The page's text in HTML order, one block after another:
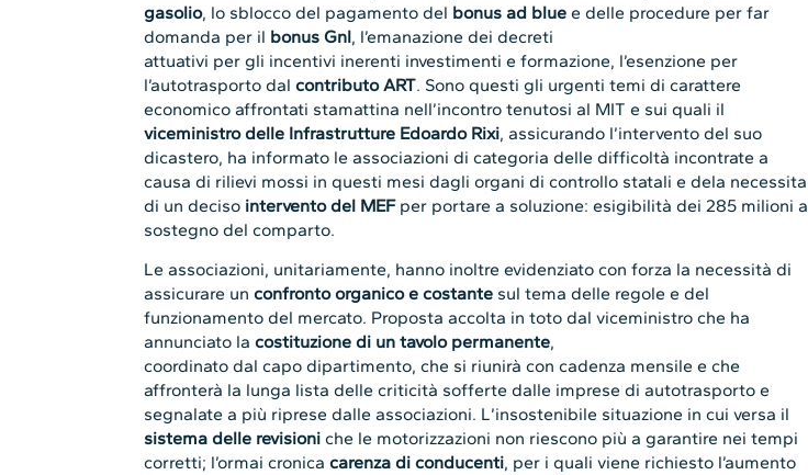
gasolio, lo sblocco del pagamento del bonus ad blue e delle procedure per far
domanda per il bonus Gnl, l’emanazione dei decreti
attuativi per gli incentivi inerenti investimenti e formazione, l’esenzione per
l’autotrasporto dalcontributo ART. Sono questi gli urgenti temi di carattere
economico affrontati stamattina nell’incontro tenutosi al MIT e sui quali il
viceministro delle Infrastrutture Edoardo Rixi, assicurando l’intervento del suo
dicastero, ha informato le associazioni di categoria delle difficoltà incontrate a
causa di rilievi mossi in questi mesi dagli organi di controllo statali e dela necessita
di un deciso intervento del MEFper portare a soluzione: esigibilità dei 285 milioni a
sostegno del comparto.
Le associazioni, unitariamente, hanno inoltre evidenziato con forza la necessità di
assicurare un confronto organico e costante sul tema delle regole e del
funzionamento del mercato. Proposta accolta in toto dal viceministro che ha
annunciato lacostituzione di un tavolo permanente,
coordinato dal capo dipartimento, che si riunirà con cadenza mensile e che
affronterà la lunga lista delle criticità sofferte dalle imprese di autotrasporto e
segnalate a più riprese dalle associazioni. L’insostenibile situazione in cui versa il
sistema delle revisioni che le motorizzazioni non riescono più a garantire nei tempi
corretti; l’ormai cronicacarenza di conducenti, per i quali viene richiesto l’aumento